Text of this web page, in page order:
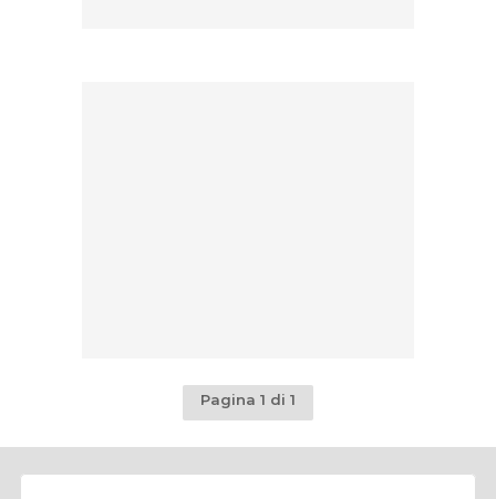
Pagina 1 di 1